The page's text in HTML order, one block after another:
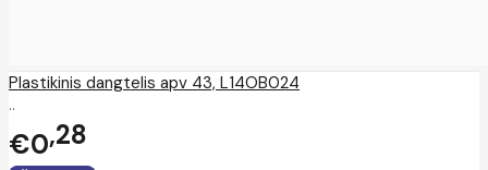
Plastikinis dangtelis apv 43, L14OB024
..
€0 28